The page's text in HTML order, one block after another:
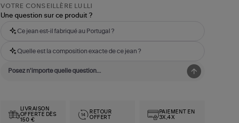
VOTRE CONSEILLÈRE LULLI
Une question sur ce produit ?
Ce jean est-il fabriqué au Portugal ?
Quelle est la composition exacte de ce jean ?
LIVRAISON
OFFERTE DÈS
150 €
RETOUR
OFFERT
PAIEMENT EN
3X,4X